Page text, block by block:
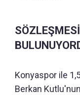
Konyaspor ile
Berkan